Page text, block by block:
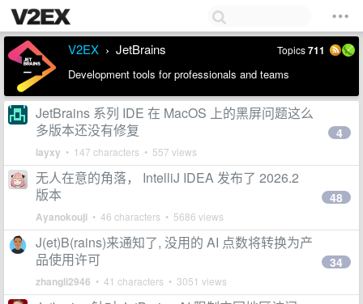
V2EX › JetBrains Topics711
Development tools for professionals and teams
JetBrains 系列 IDE 在 MacOS 上的黑屏问题这么
多版本还没有修复
layxy • 147 characters • 557 views
4
无人在意的角落， IntelliJ IDEA 发布了 2026.2
版本
Ayanokouji • 46 characters • 5686 views
48
J(et)B(rains)来通知了, 没用的 AI 点数将转换为产
品使用许可
zhangli2946 • 41 characters • 3051 views
34